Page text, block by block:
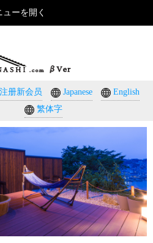
注册新会员 Japanese
English
繁体字
ューを開く